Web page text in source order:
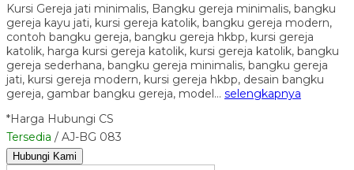
Kursi Gereja jati minimalis, Bangku gereja minimalis, bangku
gereja kayu jati, kursi gereja katolik, bangku gereja modern,
contoh bangku gereja, bangku gereja hkbp, kursi gereja
katolik, harga kursi gereja katolik, kursi gereja katolik, bangku
gereja sederhana, bangku gereja minimalis, bangku gereja
jati, kursi gereja modern, kursi gereja hkbp, desain bangku
gereja, gambar bangku gereja, model… selengkapnya
*Harga Hubungi CS
Tersedia / AJ-BG 083
Hubungi Kami